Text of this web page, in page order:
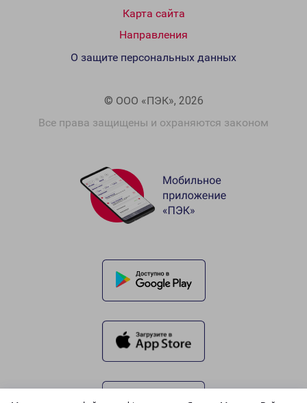
Карта сайта
Направления
© ООО «ПЭК», 2026
Все права защищены и охраняются законом
О защите персональных данных